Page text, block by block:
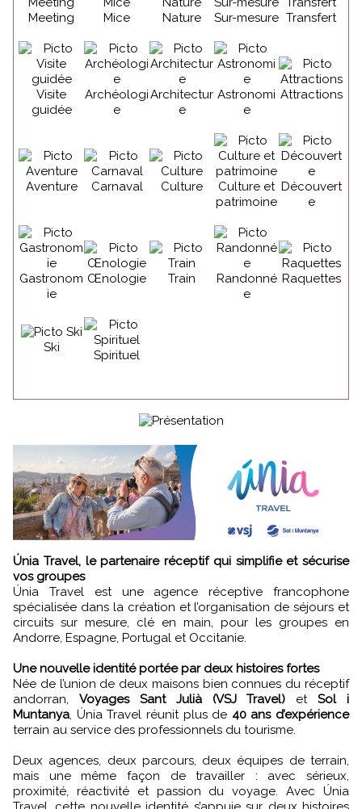
Meeting Mice Nature Sur-mesure Transfert
Visite
guidée
Archéologi
e
Architectur
e
Astronomi
e
Attractions
Aventure Carnaval Culture
Culture et
patrimoine
Découvert
e
Gastronom
ie
Œnologie Train
Randonné
e
Raquettes
Ski
Spirituel
Únia Travel, le partenaire réceptif qui simplifie et sécurise
vos groupes
Únia Travel est une agence réceptive francophone
spécialisée dans la création et l’organisation de séjours et
circuits sur mesure, clé en main, pour les groupes en
Andorre, Espagne, Portugal et Occitanie.
Une nouvelle identité portée par deux histoires fortes
Née de l’union de deux maisons bien connues du réceptif
andorran, Voyages Sant Julià (VSJ Travel) etSol i
Muntanya, Únia Travel réunit plus de 40 ans d’expérience
terrain au service des professionnels du tourisme.
Deux agences, deux parcours, deux équipes de terrain,
mais une même façon de travailler : avec sérieux,
proximité, réactivité et passion du voyage. Avec Únia